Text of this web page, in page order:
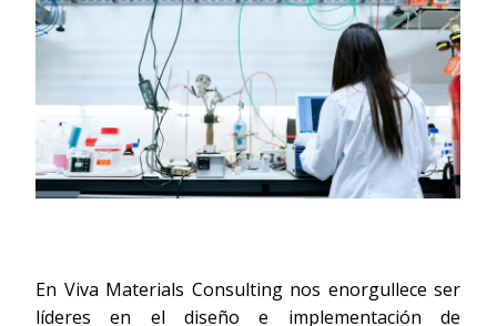
En Viva Materials Consulting nos enorgullece ser
líderes en el diseño e implementación de